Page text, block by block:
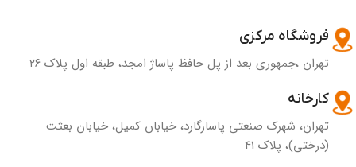
فروشگاه مرکزی
تهران ،جمهوری بعد از پل حافظ پاساژ امجد، طبقه اول پلاک ۲۶
کارخانه
تهران، شهرک صنعتی پاسارگارد، خیابان کمیل، خیابان بعثت
(درختی)، پلاک 41